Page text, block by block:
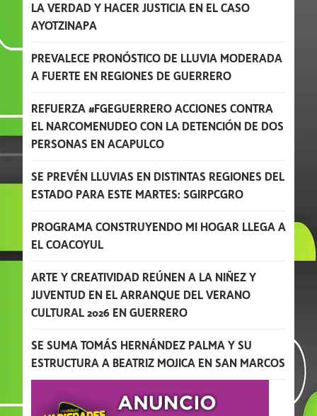
LA VERDAD Y HACER JUSTICIA EN EL CASO
AYOTZINAPA
PREVALECE PRONÓSTICO DE LLUVIA MODERADA
A FUERTE EN REGIONES DE GUERRERO
REFUERZA #FGEGUERRERO ACCIONES CONTRA
EL NARCOMENUDEO CON LA DETENCIÓN DE DOS
PERSONAS EN ACAPULCO
SE PREVÉN LLUVIAS EN DISTINTAS REGIONES DEL
ESTADO PARA ESTE MARTES: SGIRPCGRO
PROGRAMA CONSTRUYENDO MI HOGAR LLEGA A
EL COACOYUL
ARTE Y CREATIVIDAD REÚNEN A LA NIÑEZ Y
JUVENTUD EN EL ARRANQUE DEL VERANO
CULTURAL 2026 EN GUERRERO
SE SUMA TOMÁS HERNÁNDEZ PALMA Y SU
ESTRUCTURA A BEATRIZ MOJICA EN SAN MARCOS